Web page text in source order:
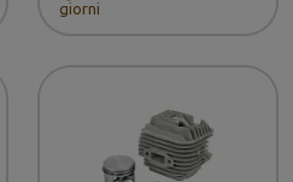
giorni